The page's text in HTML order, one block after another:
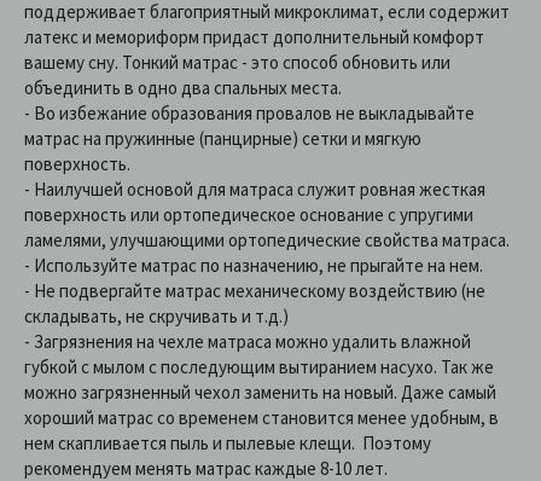
поддерживает благоприятный микроклимат, если содержит
латекс и мемориформ придаст дополнительный комфорт
вашему сну. Тонкий матрас - это способ обновить или
объединить в одно два спальных места.
- Во избежание образования провалов не выкладывайте
матрас на пружинные (панцирные) сетки и мягкую
поверхность.
- Наилучшей основой для матраса служит ровная жесткая
поверхность или ортопедическое основание с упругими
ламелями, улучшающими ортопедические свойства матраса.
- Используйте матрас по назначению, не прыгайте на нем.
- Не подвергайте матрас механическому воздействию (не
складывать, не скручивать и т.д.)
- Загрязнения на чехле матраса можно удалить влажной
губкой с мылом с последующим вытиранием насухо. Так же
можно загрязненный чехол заменить на новый. Даже самый
хороший матрас со временем становится менее удобным, в
нем скапливается пыль и пылевые клещи. Поэтому
рекомендуем менять матрас каждые 8-10 лет.